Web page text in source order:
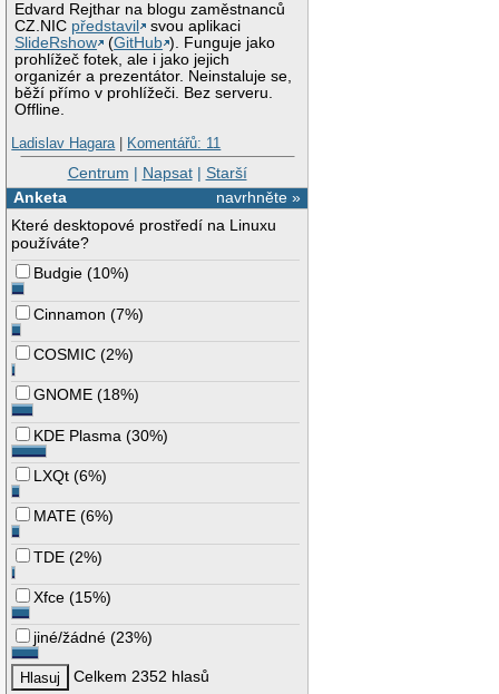
Edvard Rejthar na blogu zaměstnanců
CZ.NIC představil
svou aplikaci
SlideRshow
(GitHub ). Funguje jako
prohlížeč fotek, ale i jako jejich
organizér a prezentátor. Neinstaluje se,
běží přímo v prohlížeči. Bez serveru.
Offline.
Ladislav Hagara| Komentářů: 11
Centrum | Napsat| Starší
navrhněte »
Anketa
Které desktopové prostředí na Linuxu
používáte?
Budgie (10%)
Cinnamon (7%)
COSMIC (2%)
GNOME (18%)
KDE Plasma (30%)
LXQt (6%)
MATE (6%)
TDE (2%)
Xfce (15%)
jiné/žádné (23%)
Celkem 2352 hlasů